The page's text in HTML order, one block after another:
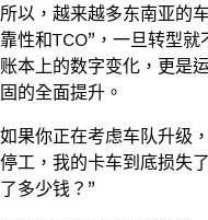
所以，越来越多东南亚的
靠性和TCO”，一旦转型
账本上的数字变化，更是
固的全面提升。
如果你正在考虑车队升级
停工，我的卡车到底损失
了多少钱？”